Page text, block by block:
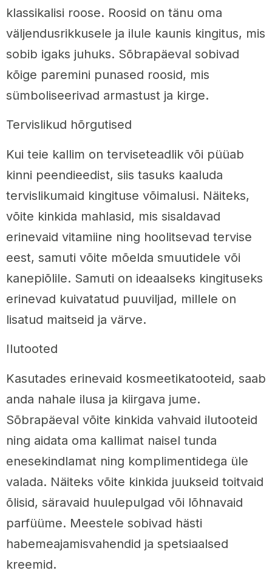
klassikalisi roose. Roosid on tänu oma
väljendusrikkusele ja ilule kaunis kingitus, mis
sobib igaks juhuks. Sõbrapäeval sobivad
kõige paremini punased roosid, mis
sümboliseerivad armastust ja kirge.
Tervislikud hõrgutised
Kui teie kallim on terviseteadlik või püüab
kinni peendieedist, siis tasuks kaaluda
tervislikumaid kingituse võimalusi. Näiteks,
võite kinkida mahlasid, mis sisaldavad
erinevaid vitamiine ning hoolitsevad tervise
eest, samuti võite mõelda smuutidele või
kanepiõlile. Samuti on ideaalseks kingituseks
erinevad kuivatatud puuviljad, millele on
lisatud maitseid ja värve.
Ilutooted
Kasutades erinevaid kosmeetikatooteid, saab
anda nahale ilusa ja kiirgava jume.
Sõbrapäeval võite kinkida vahvaid ilutooteid
ning aidata oma kallimat naisel tunda
enesekindlamat ning komplimentidega üle
valada. Näiteks võite kinkida juukseid toitvaid
õlisid, säravaid huulepulgad või lõhnavaid
parfüüme. Meestele sobivad hästi
habemeajamisvahendid ja spetsiaalsed
kreemid.